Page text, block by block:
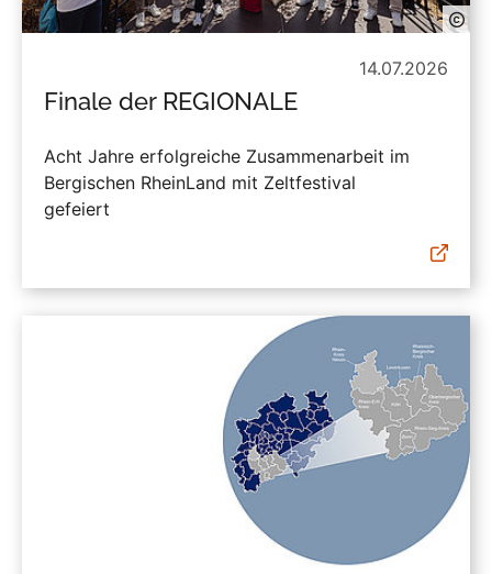
14.07.2026
Finale der REGIONALE
Acht Jahre erfolgreiche Zusammenarbeit im
Bergischen RheinLand mit Zeltfestival
gefeiert